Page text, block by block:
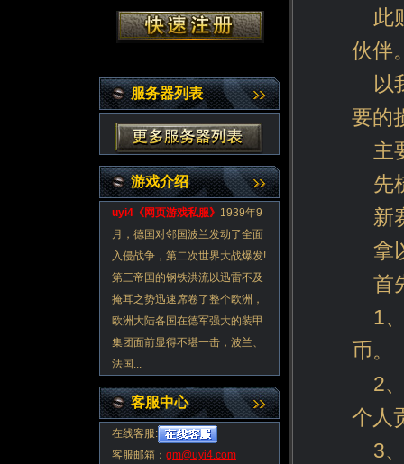
服务器列表
游戏介绍
uyi4《网页游戏私服》 1939年9
月，德国对邻国波兰发动了全面
入侵战争，第二次世界大战爆发!
第三帝国的钢铁洪流以迅雷不及
掩耳之势迅速席卷了整个欧洲，
欧洲大陆各国在德军强大的装甲
集团面前显得不堪一击，波兰、
法国...
客服中心
在线客服:
客服邮箱： gm@uyi4.com
此
伙伴
以
要的
主
先
新
拿
首
1
币。
2
个人
3